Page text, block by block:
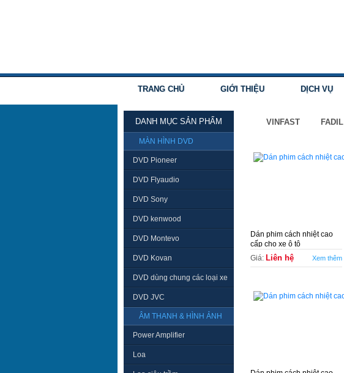
TRANG CHỦ GIỚI THIỆU DỊCH VỤ
DANH MỤC SẢN PHẨM
MÀN HÌNH DVD
DVD Pioneer
DVD Flyaudio
DVD Sony
DVD kenwood
DVD Montevo
DVD Kovan
DVD dùng chung các loại xe
DVD JVC
ÂM THANH & HÌNH ẢNH
Power Amplifier
Loa
VINFAST FADIL
Dán phim cách nhiệt cao
cấp cho xe ô tô
Giá: Liên hệ Xem thêm